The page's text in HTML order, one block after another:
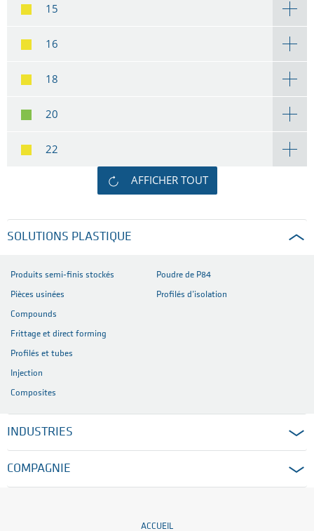
15
16
18
20
22
AFFICHER TOUT
SOLUTIONS PLASTIQUE
Produits semi-finis stockés
Pièces usinées
Compounds
Frittage et direct forming
Profilés et tubes
Injection
Composites
Poudre de P84
Profilés d’isolation
INDUSTRIES
COMPAGNIE
ACCUEIL